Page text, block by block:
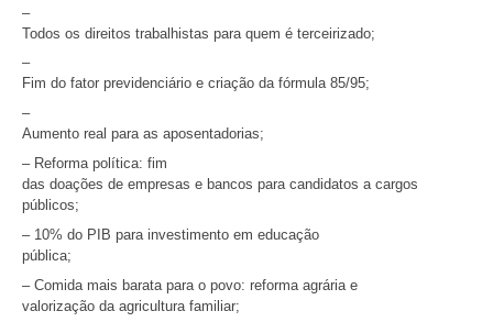
–
Todos os direitos trabalhistas para quem é terceirizado;
–
Fim do fator previdenciário e criação da fórmula 85/95;
–
Aumento real para as aposentadorias;
– Reforma política: fim
das doações de empresas e bancos para candidatos a cargos
públicos;
– 10% do PIB para investimento em educação
pública;
– Comida mais barata para o povo: reforma agrária e
valorização da agricultura familiar;